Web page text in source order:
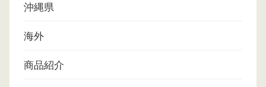
沖縄県
海外
商品紹介